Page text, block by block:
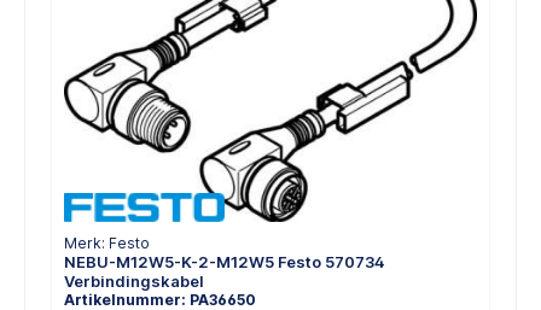
Merk: Festo
NEBU-M12W5-K-2-M12W5 Festo 570734
Verbindingskabel
Artikelnummer: PA36650